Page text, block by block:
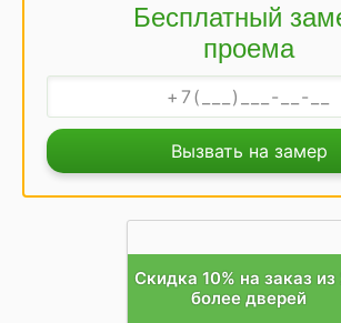
Бесплатный
проема
Вызвать на замер
Скидка 10% на заказ из
более дверей